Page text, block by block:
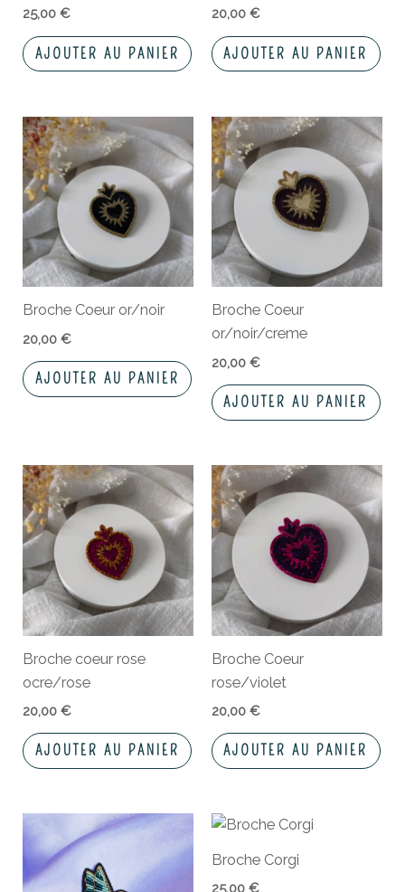
25,00€
AJOUTER AU PANIER
20,00 €
AJOUTER AU PANIER
Broche Coeur or/noir
20,00€
AJOUTER AU PANIER
Broche Coeur
or/noir/creme
20,00 €
AJOUTER AU PANIER
Broche coeur rose
ocre/rose
20,00€
AJOUTER AU PANIER
Broche Coeur
rose/violet
20,00 €
AJOUTER AU PANIER
Broche Corgi
25,00 €